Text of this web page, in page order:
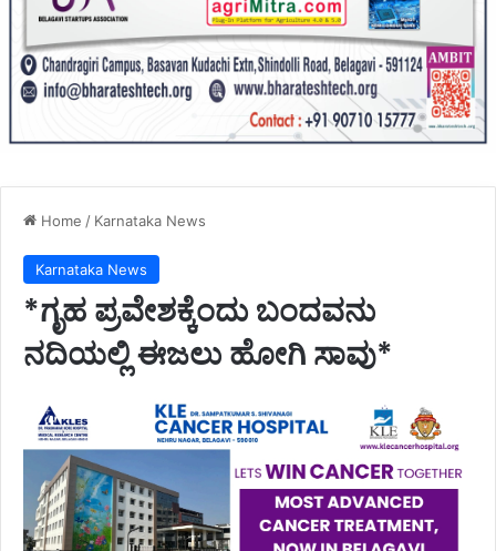
Home / Karnataka News
Karnataka News
*ಗೃಹ ಪ್ರವೇಶಕ್ಕೆಂದು ಬಂದವನು
ನದಿಯಲ್ಲಿ ಈಜಲು ಹೋಗಿ ಸಾವು*